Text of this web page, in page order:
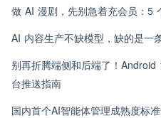
做 AI 漫剧，先别急着充会员：5
AI 内容生产不缺模型，缺的是一
别再折腾端侧和后端了！
台推送指南
国内首个AI智能体管理成熟度标